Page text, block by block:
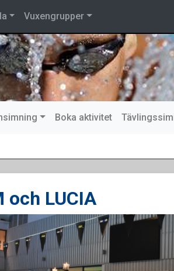
Vuxengrupper
Boka aktivitet
och LUCIA